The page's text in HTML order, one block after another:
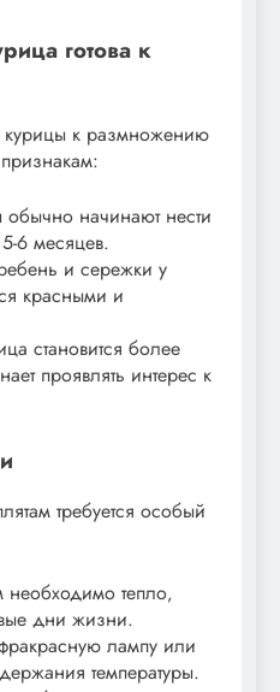
готова к
курицы к размножению
обычно начинают нести
6 месяцев.
и сережки у
красными и
становится более
проявлять интерес к
требуется особый
тепло‚
дни жизни.
лампу или
температуры.